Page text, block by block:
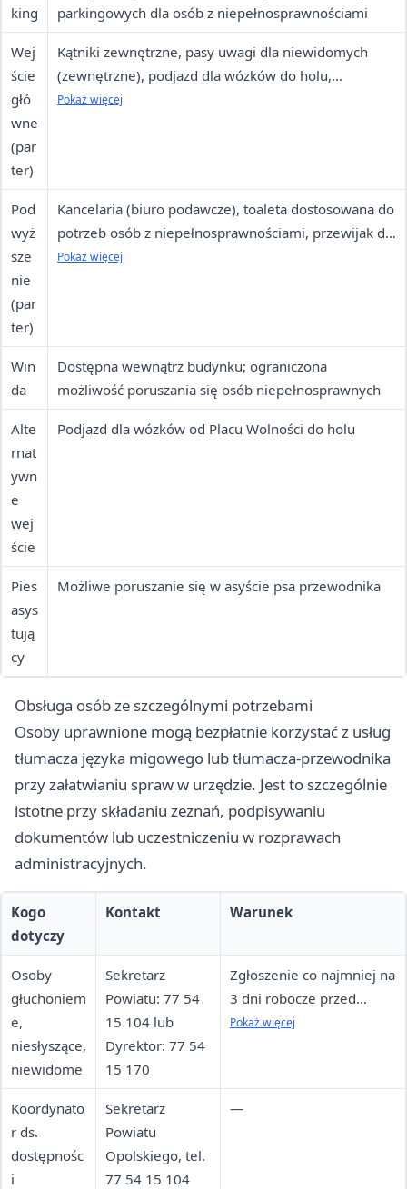
king
parkingowych dla osób z niepełnosprawnościami
Wej
ście
głó
wne
(par
ter)
Kątniki zewnętrzne, pasy uwagi dla niewidomych
(zewnętrzne), podjazd dla wózków do holu,
podwójne drzwi automatyczne (szerokość 200 cm w
Pokaż więcej
Pod
wyż
sze
nie
(par
ter)
Kancelaria (biuro podawcze), toaleta dostosowana do
potrzeb osób z niepełnosprawnościami, przewijak dla
niemowląt, nakładka dla małych dzieci na toaletę,
Pokaż więcej
Win
da
Dostępna wewnątrz budynku; ograniczona
możliwość poruszania się osób niepełnosprawnych
Alte
rnat
ywn
e
wej
ście
Podjazd dla wózków od Placu Wolności do holu
Pies
asys
tują
cy
Możliwe poruszanie się w asyście psa przewodnika
Obsługa osób ze szczególnymi potrzebami
Osoby uprawnione mogą bezpłatnie korzystać z usług
tłumacza języka migowego lub tłumacza-przewodnika
przy załatwianiu spraw w urzędzie. Jest to szczególnie
istotne przy składaniu zeznań, podpisywaniu
dokumentów lub uczestniczeniu w rozprawach
administracyjnych.
Kogo
dotyczy
Kontakt Warunek
Osoby
głuchoniem
e,
niesłyszące,
niewidome
Sekretarz
Powiatu: 77 54
15 104 lub
Dyrektor: 77 54
15 170
Zgłoszenie co najmniej na
3 dni robocze przed
zdarzeniem, z
Pokaż więcej
Koordynato
r ds.
dostępnośc
i
Sekretarz
Powiatu
Opolskiego, tel.
77 54 15 104
—